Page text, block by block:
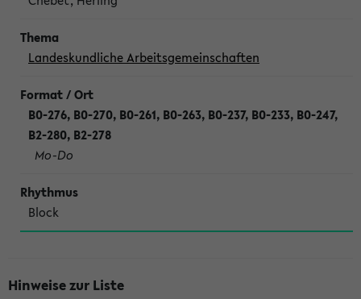
Landeskundliche Arbeitsgemeinschaften
B0-276, B0-270, B0-261, B0-263, B0-237, B0-233, B0-247,
B2-280, B2-278
Mo-Do
Block
Hinweise zur Liste